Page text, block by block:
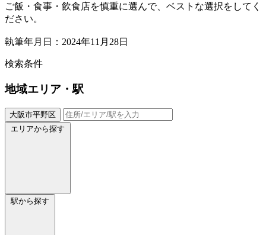
ご飯・食事・飲食店を慎重に選んで、ベストな選択をしてく
ださい。
執筆年月日：2024年11月28日
検索条件
地域エリア・駅
大阪市平野区
エリアから探す
駅から探す